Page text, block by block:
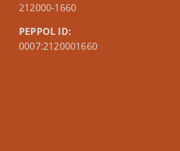
212000-1660
PEPPOL ID:
0007:2120001660